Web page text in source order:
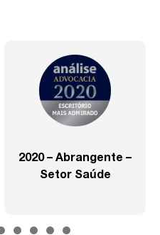
2020 – Abrangente –
Setor Saúde